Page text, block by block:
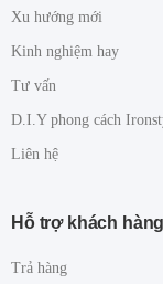
Xu hướng mới
Kinh nghiệm hay
Tư vấn
D.I.Y phong cách
Liên hệ
Hỗ trợ khách hàng
Trả hàng